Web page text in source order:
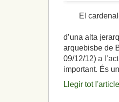
El cardenal-
d’una alta
arquebisbe de
09/12/12) a
important. És
Llegir tot